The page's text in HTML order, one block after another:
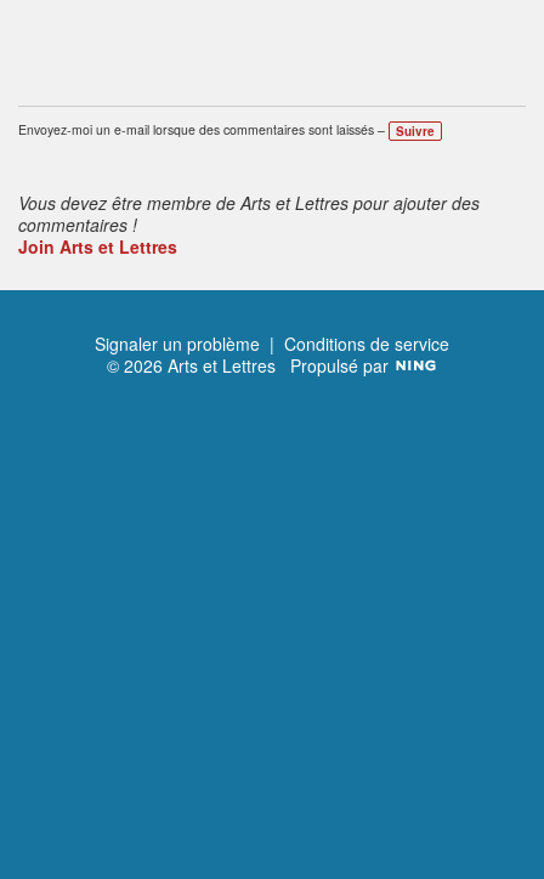
Envoyez-moi un e-mail lorsque des commentaires sont laissés – Suivre
Vous devez être membre de Arts et Lettres pour ajouter des
commentaires !
Join Arts et Lettres
Signaler un problème | Conditions de service
© 2026 Arts et Lettres Propulsé par